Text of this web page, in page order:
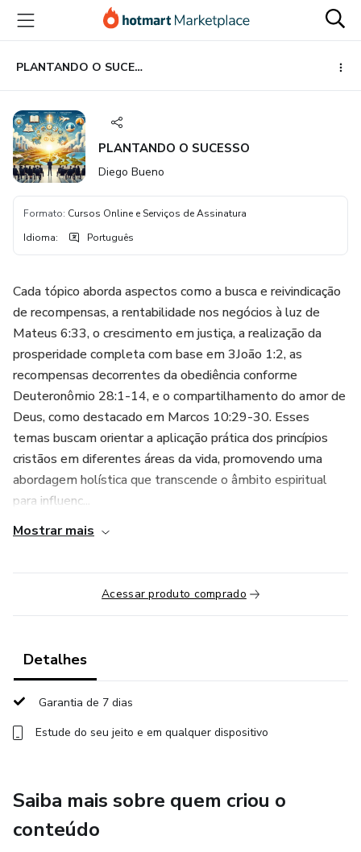
para
conteúdo
principal
para
pagamento
para
rodapé
PLANTANDO O SUCESSO
PLANTANDO O SUCESSO
Diego Bueno
Formato: Cursos Online e Serviços de Assinatura
Idioma: Português
Cada tópico aborda aspectos como a busca e reivindicação
de recompensas, a rentabilidade nos negócios à luz de
Mateus 6:33, o crescimento em justiça, a realização da
prosperidade completa com base em 3João 1:2, as
recompensas decorrentes da obediência conforme
Deuteronômio 28:1-14, e o compartilhamento do amor de
Deus, como destacado em Marcos 10:29-30. Esses
temas buscam orientar a aplicação prática dos princípios
cristãos em diferentes áreas da vida, promovendo uma
abordagem holística que transcende o âmbito espiritual
para influenc...
Mostrar mais
Acessar produto comprado
Detalhes
Garantia de 7 dias
Estude do seu jeito e em qualquer dispositivo
Saiba mais sobre quem criou o
conteúdo